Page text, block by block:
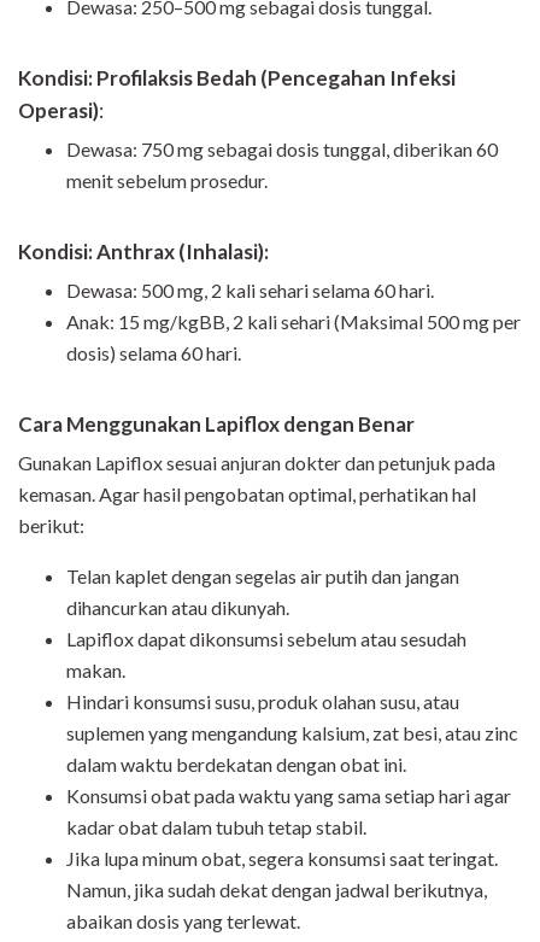
Dewasa: 250–500 mg sebagai dosis tunggal.
Kondisi: Profilaksis Bedah (Pencegahan Infeksi
Operasi):
Dewasa: 750 mg sebagai dosis tunggal, diberikan 60
menit sebelum prosedur.
Kondisi: Anthrax (Inhalasi):
Dewasa: 500 mg, 2 kali sehari selama 60 hari.
Anak: 15 mg/kgBB, 2 kali sehari (Maksimal 500 mg per
dosis) selama 60 hari.
Cara Menggunakan Lapiflox dengan Benar
Gunakan Lapiflox sesuai anjuran dokter dan petunjuk pada
kemasan. Agar hasil pengobatan optimal, perhatikan hal
berikut:
Telan kaplet dengan segelas air putih dan jangan
dihancurkan atau dikunyah.
Lapiflox dapat dikonsumsi sebelum atau sesudah
makan.
Hindari konsumsi susu, produk olahan susu, atau
suplemen yang mengandung kalsium, zat besi, atau zinc
dalam waktu berdekatan dengan obat ini.
Konsumsi obat pada waktu yang sama setiap hari agar
kadar obat dalam tubuh tetap stabil.
Jika lupa minum obat, segera konsumsi saat teringat.
Namun, jika sudah dekat dengan jadwal berikutnya,
abaikan dosis yang terlewat.